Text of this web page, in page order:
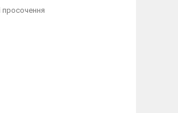
просочення